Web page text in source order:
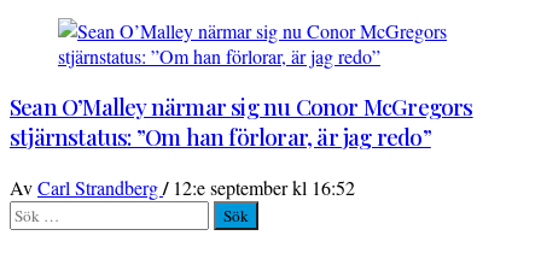
Sean O’Malley närmar sig nu Conor McGregors
stjärnstatus: ”Om han förlorar, är jag redo”
AvCarl Strandberg/ 12:e september kl 16:52
Sök
efter: